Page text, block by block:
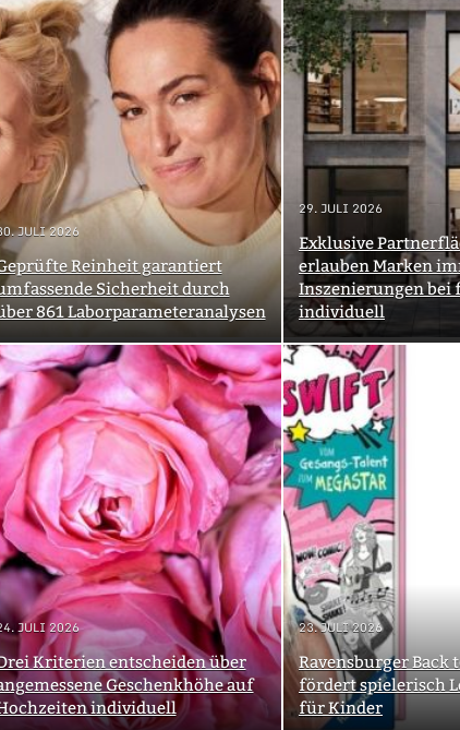
JULI 2026
Reinheit garantiert
Sicherheit durch
861 Laborparameteranalysen
29. JULI 2026
Exklusive
erlauben Marken
Inszenierungen bei
individuell
JULI 2026
Kriterien entscheiden über
Geschenkhöhe auf
individuell
23. JULI 2026
Ravensburger Back
fördert spielerisch
für Kinder